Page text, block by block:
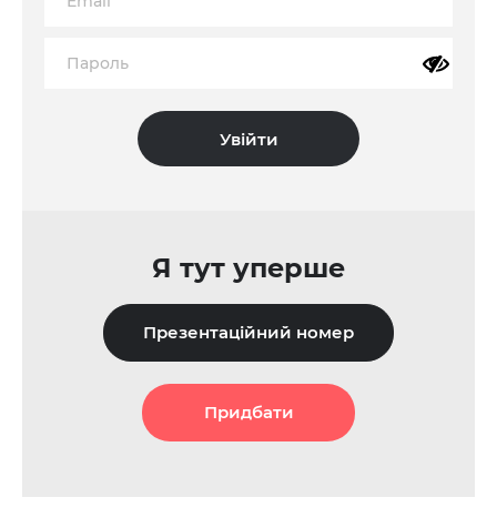
Я тут уперше
Презентаційний номер
Придбати